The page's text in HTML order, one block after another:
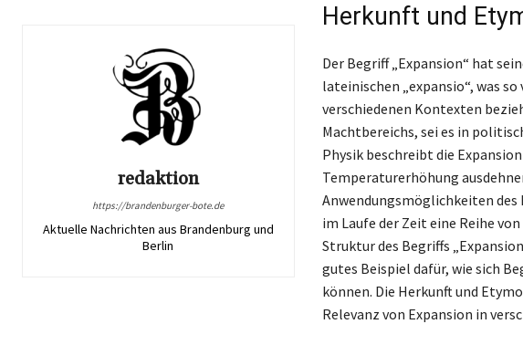
redaktion
https://brandenburger-bote.de
Aktuelle Nachrichten aus Brandenburg und
Berlin
Herkunft und
Der Begriff „Expansion“ hat
lateinischen „expansio“, was
verschiedenen Kontexten
Machtbereichs, sei es in
Physik beschreibt die
Temperaturerhöhung
Anwendungsmöglichkeiten des
im Laufe der Zeit eine Reihe
Struktur des Begriffs
gutes Beispiel dafür, wie sich
können. Die Herkunft und
Relevanz von Expansion in